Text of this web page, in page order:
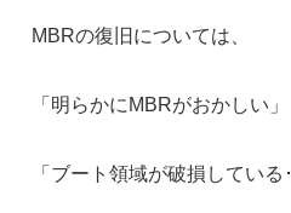
MBRの復旧については、
「明らかにMBRがおかしい」
「ブート領域が破損している